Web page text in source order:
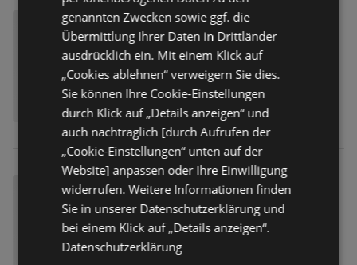
genannten Zwecken sowie ggf. die
Übermittlung Ihrer Daten in Drittländer
ausdrücklich ein. Mit einem Klick auf
„Cookies ablehnen“ verweigern Sie dies.
Sie können Ihre Cookie-Einstellungen
durch Klick auf „Details anzeigen“ und
auch nachträglich [durch Aufrufen der
„Cookie-Einstellungen“ unten auf der
Website] anpassen oder Ihre Einwilligung
widerrufen. Weitere Informationen finden
Sie in unserer Datenschutzerklärung und
bei einem Klick auf „Details anzeigen“.
Datenschutzerklärung